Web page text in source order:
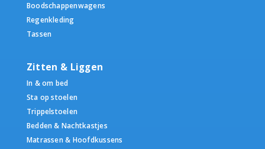
Boodschappenwagens
Regenkleding
Tassen
Zitten & Liggen
In & om bed
Sta op stoelen
Trippelstoelen
Bedden & Nachtkastjes
Matrassen & Hoofdkussens